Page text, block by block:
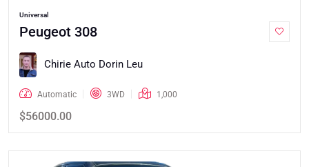
Universal
Peugeot 308
Chirie Auto Dorin Leu
Automatic 3WD 1,000
$56000.00